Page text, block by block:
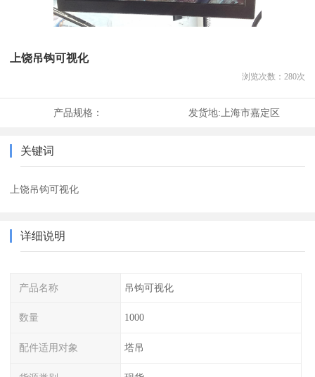
上饶吊钩可视化
浏览次数： 280次
产品规格： 发货地:上海市嘉定区
关键词
上饶吊钩可视化
详细说明
产品名称 吊钩可视化
数量 1000
配件适用对象 塔吊